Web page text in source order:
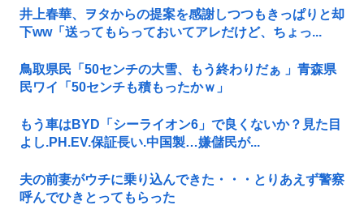
井上春華、ヲタからの提案を感謝しつつもきっぱりと却
下ww「送ってもらっておいてアレだけど、ちょっ...
鳥取県民「50センチの大雪、もう終わりだぁ 」青森県
民ワイ「50センチも積もったかｗ」
もう車はBYD「シーライオン6」で良くないか？見た目
よし.PH.EV.保証長い.中国製…嫌儲民が...
夫の前妻がウチに乗り込んできた・・・とりあえず警察
呼んでひきとってもらった